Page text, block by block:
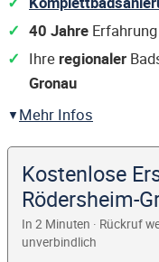
40 Jahre
Ihre regionaler
Gronau
Mehr Infos
Kostenlose
Rödersheim-
In 2 Minuten · Rückruf
unverbindlich